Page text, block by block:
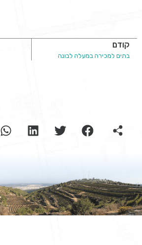
קודם
בתים למכירה במעלה לבונה